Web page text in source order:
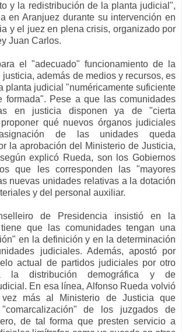
y la redistribución de la planta judicial",
en Aranjuez durante su intervención en
y el juez en plena crisis, organizado por
Juan Carlos.
el "adecuado" funcionamiento de la
además de medios y recursos, es
planta judicial "numéricamente suficiente
formada". Pese a que las comunidades
en justicia disponen ya de "cierta
qué nuevos órganos judiciales
de las unidades queda
la aprobación del Ministerio de Justicia,
explicó Rueda, son los Gobiernos
que les corresponden las "mayores
nuevas unidades relativas a la dotación
y del personal auxiliar.
de Presidencia insistió en la
que las comunidades tengan una
en la definición y en la determinación
judiciales. Además, apostó por
actual de partidos judiciales por otro
la distribución demográfica y de
En esa línea, Alfonso Rueda volvió
más al Ministerio de Justicia que
de los juzgados de
de tal forma que presten servicio a